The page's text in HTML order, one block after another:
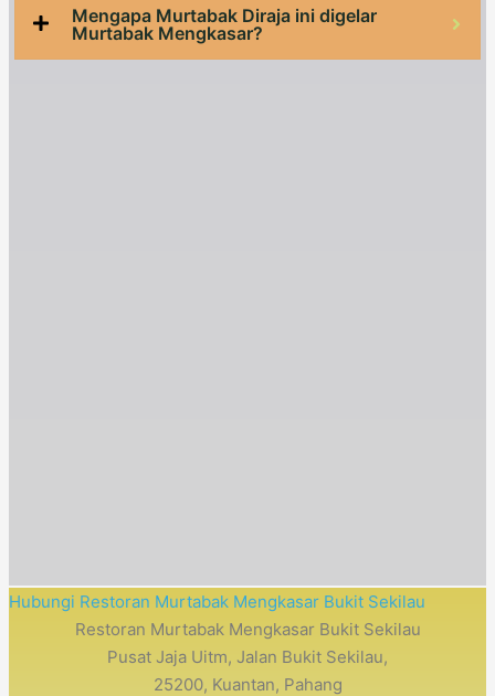
Mengapa Murtabak Diraja ini digelar
Murtabak Mengkasar?
Hubungi Restoran Murtabak Mengkasar Bukit Sekilau
Restoran Murtabak Mengkasar Bukit Sekilau
Pusat Jaja Uitm, Jalan Bukit Sekilau,
25200, Kuantan, Pahang